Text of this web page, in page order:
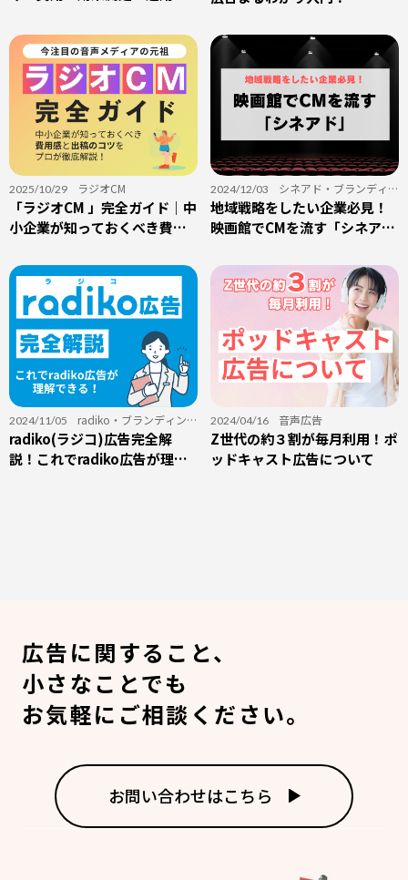
2025/10/29 ラジオCM
「ラジオCM 」完全ガイド｜中
小企業が知っておくべき費用
解説！
2024/12/03 シネアド ・ ブランディン
グ
地域戦略をしたい企業必見！
映画館でCMを流す「シネア
2024/11/05 radiko ・ ブランディン
グ・音声広告
radiko(ラジコ)広告完全解
説！これでradiko広告が理解
2024/04/16 音声広告
Z世代の約３割が毎月利用！ポ
ッドキャスト広告について
広告に関すること、
小さなことでも
お気軽にご相談ください。
お問い合わせはこちら